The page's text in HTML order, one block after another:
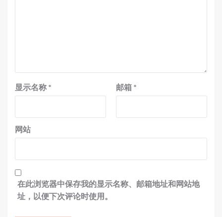
显示名称 * 邮箱 *
网站
在此浏览器中保存我的显示名称、邮箱地址和网站地
址，以便下次评论时使用。